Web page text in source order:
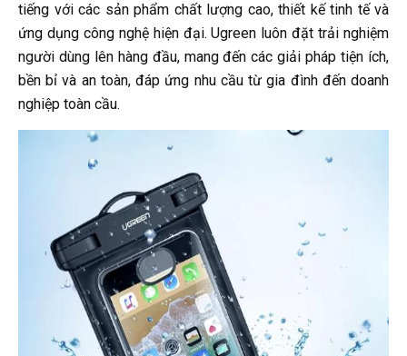
tiếng với các sản phẩm chất lượng cao, thiết kế tinh tế và
ứng dụng công nghệ hiện đại. Ugreen luôn đặt trải nghiệm
người dùng lên hàng đầu, mang đến các giải pháp tiện ích,
bền bỉ và an toàn, đáp ứng nhu cầu từ gia đình đến doanh
nghiệp toàn cầu.